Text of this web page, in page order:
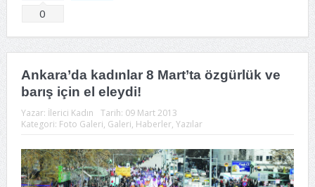
0
Ankara’da kadınlar 8 Mart’ta özgürlük ve
barış için el eleydi!
Yazar: İlerici Kadın Tarih: 09 Mart 2013
Kategori: Foto Galeri, Galeri, Haberler, Yazılar